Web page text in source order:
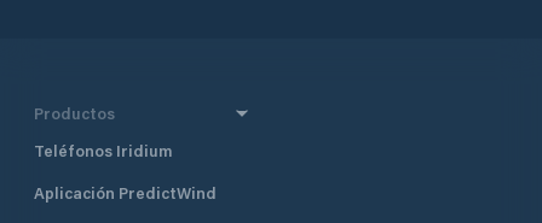
Productos
Teléfonos Iridium
Aplicación PredictWind